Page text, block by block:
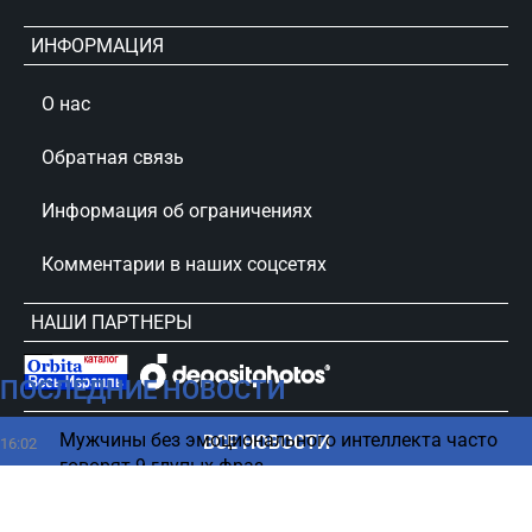
ПОСЛЕДНИЕ НОВОСТИ
16:02
Мужчины без эмоционального интеллекта часто
говорят 9 глупых фраз
ВСЕ НОВОСТИ
ИНФОРМАЦИЯ
О нас
Обратная связь
Информация об ограничениях
Комментарии в наших соцсетях
НАШИ ПАРТНЕРЫ
сursorinfo.co.il © Все права защищены